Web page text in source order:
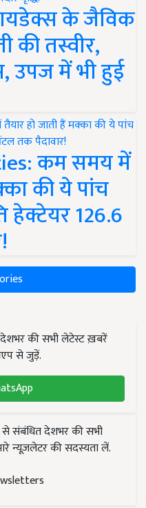
के जैविक
की तस्वीर,
उपज में भी हुई
कम समय में
की ये पांच
हेक्टेयर 126.6
की सभी लेटेस्ट ख़बरें
से जुड़ें.
संबंधित देशभर की सभी
न्यूज़लेटर की सदस्यता लें.